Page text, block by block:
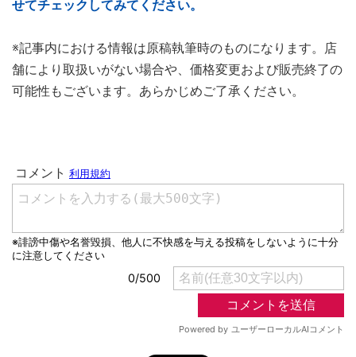
せてチェックしてみてください。
※記事内における情報は原稿執筆時のものになります。店
舗により取扱いがない場合や、価格変更および販売終了の
可能性もございます。あらかじめご了承ください。